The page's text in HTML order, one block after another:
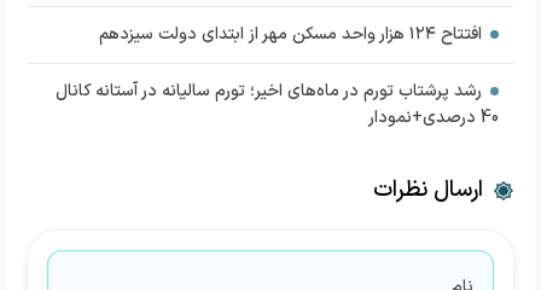
افتتاح ۱۲۴ هزار واحد مسکن مهر از ابتدای دولت سیزدهم
رشد پرشتاب تورم در ماه‌های اخیر؛ تورم سالیانه در آستانه کانال
40 درصدی+نمودار
ارسال نظرات